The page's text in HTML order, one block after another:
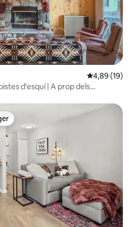
4,89 de
4,89 (19)
d'esquí | A prop dels